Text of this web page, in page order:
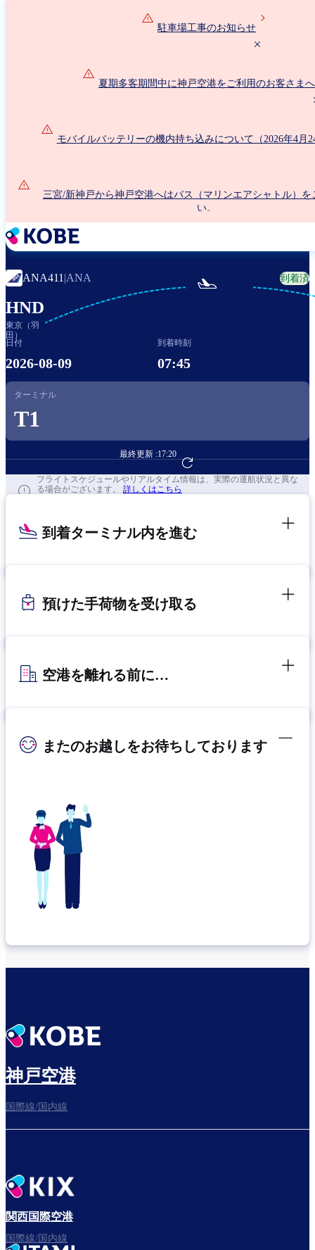
駐車場工事のお知らせ
夏期多客期間中に神戸空港をご利用のお客さまへ
モバイルバッテリーの機内持ち込みについて（2026年4月
三宮/新神戸から神戸空港へはバス（マリンエアシャトル）を
い。
ANA411 |ANA 到着済
HND
東京（羽
田）

日付
2026-08-09
到着時刻
07:45
ターミナル
T1
最終更新 :17:20
フライト予約へ
フライトスケジュールやリアルタイム情報は、実際の運航状況と異な
る場合がございます。 詳しくはこちら
到着ターミナル内を進む
預けた手荷物を受け取る
空港を離れる前に…
またのお越しをお待ちしております
神戸空港
国際線/国内線
関西国際空港
国際線/国内線